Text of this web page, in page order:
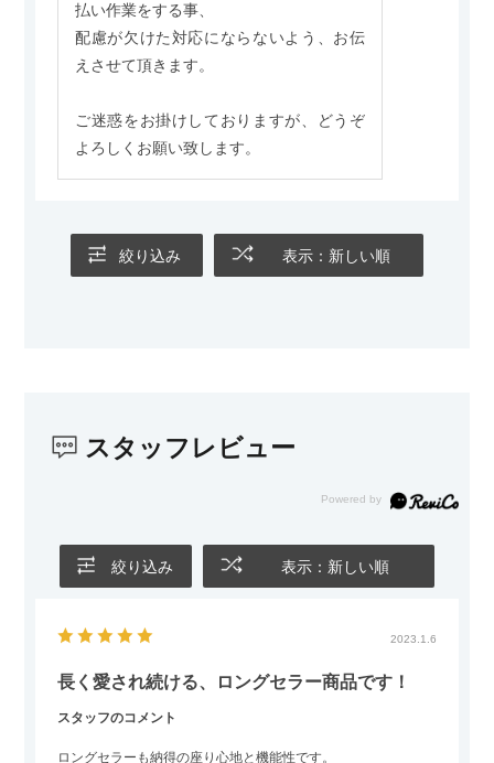
払い作業をする事、
配慮が欠けた対応にならないよう、お伝
えさせて頂きます。
ご迷惑をお掛けしておりますが、どうぞ
よろしくお願い致します。
絞り込み 表示：新しい順
スタッフレビュー
絞り込み 表示：新しい順
2023.1.6
長く愛され続ける、ロングセラー商品です！
スタッフのコメント
ロングセラーも納得の座り心地と機能性です。